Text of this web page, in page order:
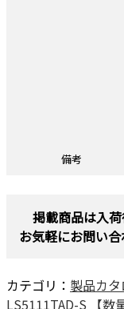
備考
掲載商品は入
お気軽にお問い
カテゴリ： 製品カ
LS5111TAD-S 【数